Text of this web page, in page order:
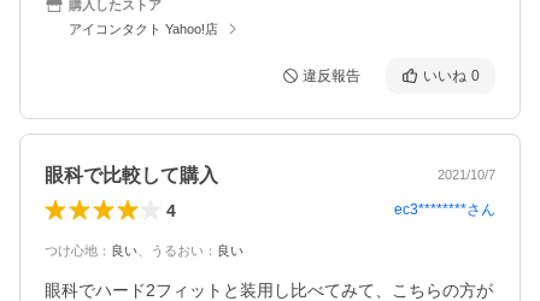
購入したストア
アイコンタクト Yahoo!店
違反報告 いいね 0
眼科で比較して購入 2021/10/7
4 ec3********さん
つけ心地 ： 良い うるおい ： 良い
眼科でハード2フィットと装用し比べてみて、こちらの方が